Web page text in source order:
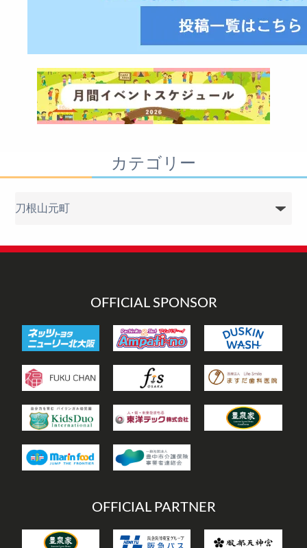
カテゴリー
リ
OFFICIAL SPONSOR
OFFICIAL PARTNER